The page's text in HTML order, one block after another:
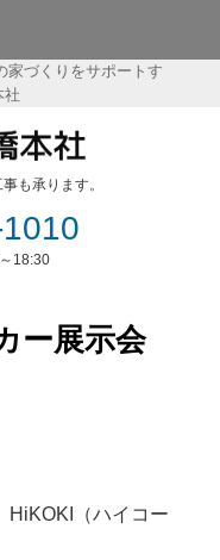
家づくりをサポートす
社
も承ります。
18:30
ー展示会
（ハイコー